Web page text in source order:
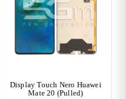
Display Touch Nero Huawei
Mate 20 (Pulled)